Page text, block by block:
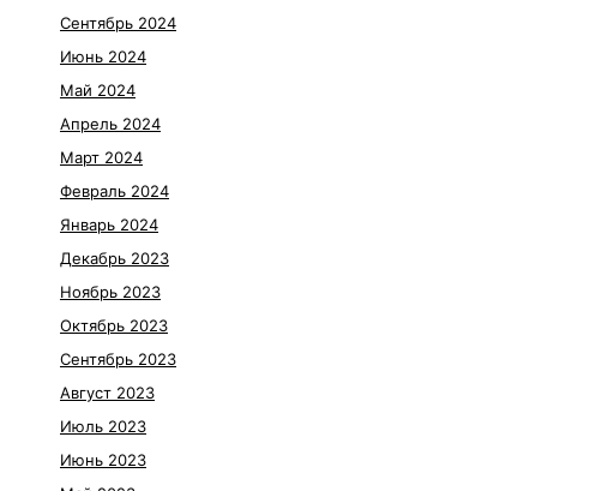
Сентябрь 2024
Июнь 2024
Май 2024
Апрель 2024
Март 2024
Февраль 2024
Январь 2024
Декабрь 2023
Ноябрь 2023
Октябрь 2023
Сентябрь 2023
Август 2023
Июль 2023
Июнь 2023